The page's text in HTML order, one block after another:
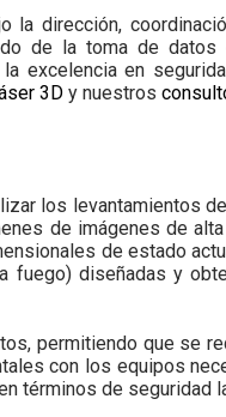
la dirección,
de la toma de datos
excelencia en
3D y nuestros
los levantamientos
de imágenes de
de estado
fuego) diseñadas y
permitiendo que se
con los equipos
términos de seguridad